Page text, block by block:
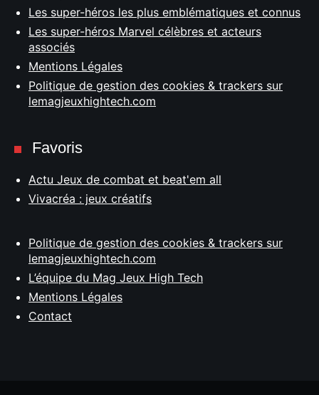
Les super-héros les plus emblématiques et connus
Les super-héros Marvel célèbres et acteurs
associés
Mentions Légales
Politique de gestion des cookies & trackers sur
lemagjeuxhightech.com
Favoris
Actu Jeux de combat et beat'em all
Vivacréa : jeux créatifs
Politique de gestion des cookies & trackers sur
lemagjeuxhightech.com
L’équipe du Mag Jeux High Tech
Mentions Légales
Contact